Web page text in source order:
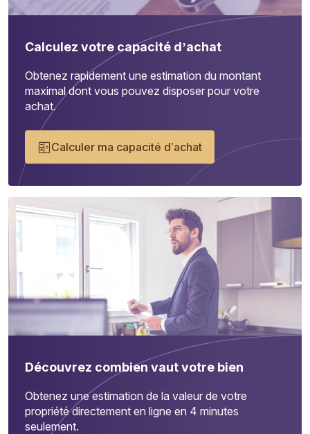
Calculez votre capacité d’achat
Obtenez rapidement une estimation du montant
maximal dont vous pouvez disposer pour votre
achat.
Calculer ma capacité d’achat
Découvrez combien vaut votre bien
Obtenez une estimation de la valeur de votre
propriété directement en ligne en 4 minutes
seulement.